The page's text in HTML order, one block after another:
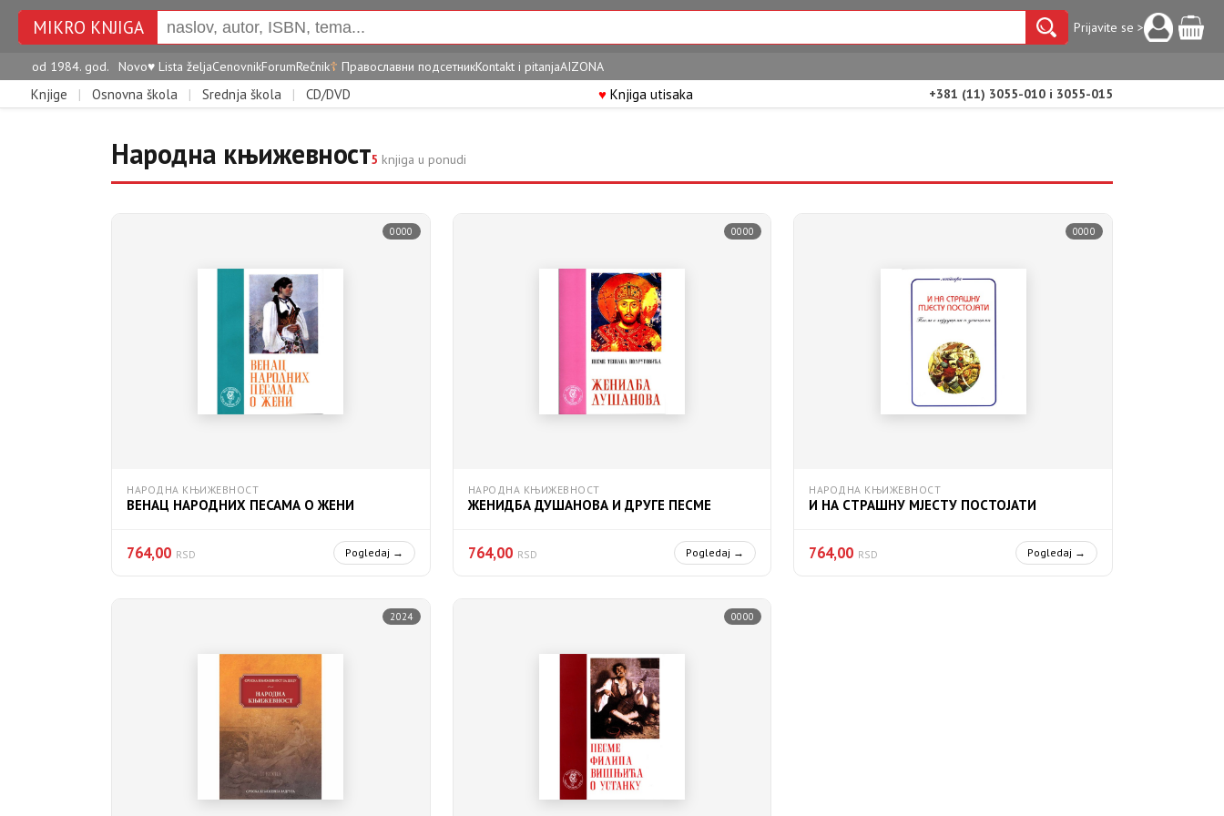
MIKRO KNJIGA Prijavite se >
od 1984. god. Novo♥ Lista željaCenovnikForumRečnik☦ Православни подсетникKontakt i pitanjaAIZONA
Knjige | Osnovna škola | Srednja škola | CD/DVD ♥Knjiga utisaka +381 (11) 3055-010 i 3055-015
Народна књижевност5 knjiga u ponudi
0000
НАРОДНА КЊИЖЕВНОСТ
ВЕНАЦ НАРОДНИХ ПЕСАМА О ЖЕНИ
764,00 RSD Pogledaj →
0000
НАРОДНА КЊИЖЕВНОСТ
ЖЕНИДБА ДУШАНОВА И ДРУГЕ ПЕСМЕ
764,00 RSD Pogledaj →
0000
НАРОДНА КЊИЖЕВНОСТ
И НА СТРАШНУ МЈЕСТУ ПОСТОЈАТИ
764,00 RSD Pogledaj →
2024 0000